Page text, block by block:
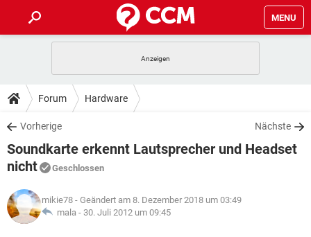
MENU
ANDROID
WINDOWS 10
WHATSAPP TIKTOK
FACEBOOK
TIPPS & TRICKS
SPIELE
WINDOWS 10
FACEBOOK HARDWARE
DOWNLOADS
SPIELE STREAMING
ANDROID
WINDOWS 10 INSTAGRAM
WHATSAPP
FORUM
ANDROID IOS
LEXIKON
SPIELE
Forum Hardware
Vorherige Nächste
Soundkarte erkennt Lautsprecher und Headset
nicht
Geschlossen
mikie78 - Geändert am 8. Dezember 2018 um 03:49
mala - 30. Juli 2012 um 09:45